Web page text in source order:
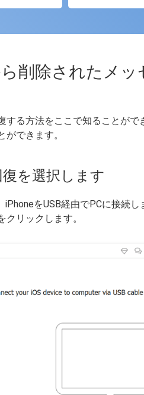
削除されたメッ
る方法をここで知ることがで
できます。
を選択します
をUSB経由でPCに接続し
リックします。